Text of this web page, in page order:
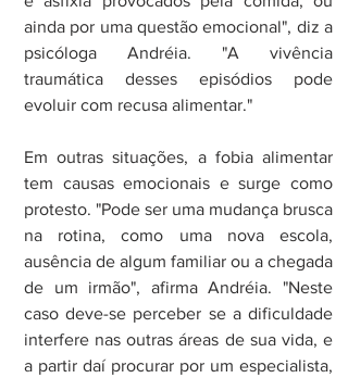
ainda por uma questão emocional", diz a
psicóloga Andréia. "A vivência
traumática desses episódios pode
evoluir com recusa alimentar."
Em outras situações, a fobia alimentar
tem causas emocionais e surge como
protesto. "Pode ser uma mudança brusca
na rotina, como uma nova escola,
ausência de algum familiar ou a chegada
de um irmão", afirma Andréia. "Neste
caso deve-se perceber se a dificuldade
interfere nas outras áreas de sua vida, e
a partir daí procurar por um especialista,